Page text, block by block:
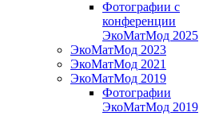
Фотографии с
конференции
ЭкоМатМод 2025
ЭкоМатМод 2023
ЭкоМатМод 2021
ЭкоМатМод 2019
Фотографии
ЭкоМатМод 2019